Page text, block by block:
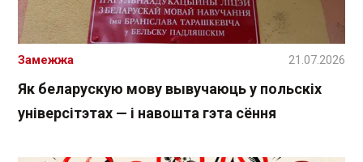
Як беларускую мову вывучаюць у польскіх
універсітэтах — і навошта гэта сёння
Замежжа 21.07.2026